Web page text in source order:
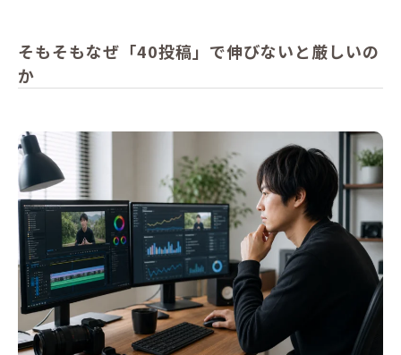
そもそもなぜ「40投稿」で伸びないと厳しいの
か